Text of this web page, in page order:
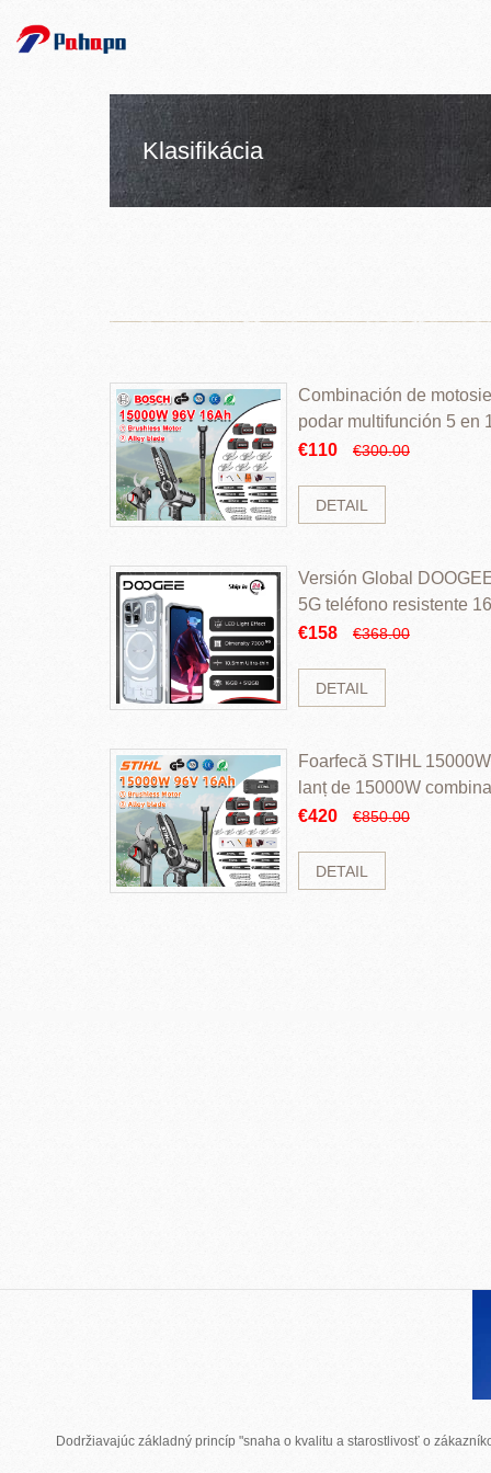
Klasifikácia
Combinación de
podar multifunción 5 en
€110
€300.00
DETAIL
Versión Global
5G teléfono resistente
ROM Mediatek
€158 €368.00
DETAIL
Foarfecă STIHL
lanț de 15000W
perii și baterie cu li
€420 €850.00
DETAIL
Dodržiavajúc základný princíp "snaha o kvalitu a starostlivosť o